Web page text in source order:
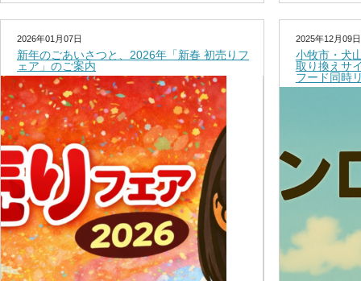
2026年01月07日
新年のごあいさつと、2026年「新春 初売りフ
ェア」のご案内
2025年12月09日
小牧市・犬
取り換えサ
フード同時